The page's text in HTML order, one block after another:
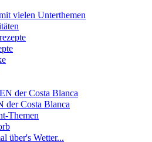
vielen Unterthemen
der Costa Blanca
Costa Blanca
Themen
über's Wetter...